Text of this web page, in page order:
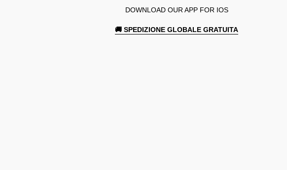
DOWNLOAD OUR APP FOR IOS
🚚 SPEDIZIONE GLOBALE GRATUITA